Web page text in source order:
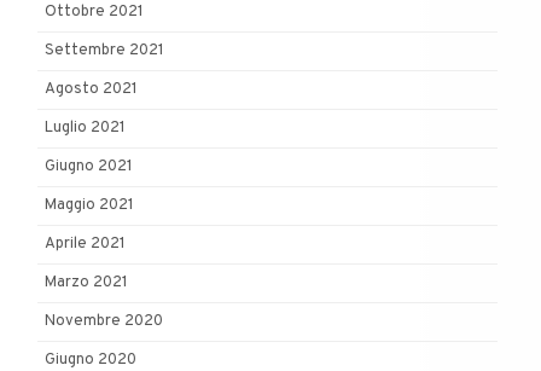
Ottobre 2021
Settembre 2021
Agosto 2021
Luglio 2021
Giugno 2021
Maggio 2021
Aprile 2021
Marzo 2021
Novembre 2020
Giugno 2020